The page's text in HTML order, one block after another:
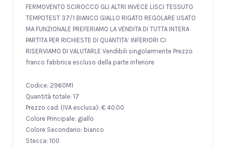
FERMOVENTO SCIROCCO GLI ALTRI INVECE LISCI TESSUTO
TEMPOTEST 37/1 BIANCO GIALLO RIGATO REGOLARE USATO
MA FUNZIONALE PREFERIAMO LA VENDITA DI TUTTA INTERA
PARTITA PER RICHIESTE DI QUANTITA’ INFERIORI CI
RISERVIAMO DI VALUTARLE Vendibili singolarmente Prezzo
franco fabbrica escluso della parte inferiore
Codice: 2960M1
Quantità totale: 17
Prezzo cad. (IVA esclusa): € 40.00
Colore Principale: giallo
Colore Secondario: bianco
Stecca: 100